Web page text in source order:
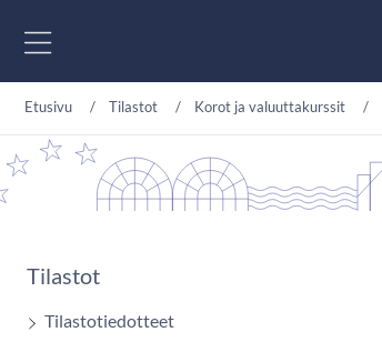
Etusivu Tilastot Korot ja valuuttakurssit
Tilastot
Tilastotiedotteet